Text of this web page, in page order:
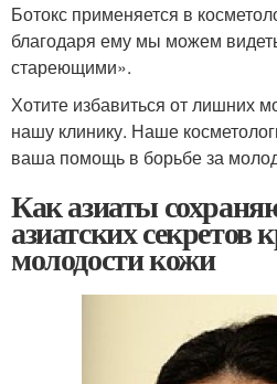
Ботокс применяется в
благодаря ему мы можем
стареющими».
Хотите избавиться от лишних
нашу клинику. Наше
ваша помощь в борьбе за
Как азиаты
азиатских секретов
молодости кожи